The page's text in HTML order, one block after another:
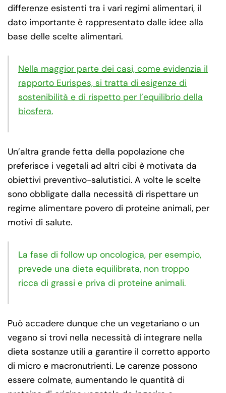
differenze esistenti tra i vari regimi alimentari, il
dato importante è rappresentato dalle idee alla
base delle scelte alimentari.
Nella maggior parte dei casi, come evidenzia il
rapporto Eurispes, si tratta di esigenze di
sostenibilità e di rispetto per l’equilibrio della
biosfera.
Un’altra grande fetta della popolazione che
preferisce i vegetali ad altri cibi è motivata da
obiettivi preventivo-salutistici. A volte le scelte
sono obbligate dalla necessità di rispettare un
regime alimentare povero di proteine animali, per
motivi di salute.
La fase di follow up oncologica, per esempio,
prevede una dieta equilibrata, non troppo
ricca di grassi e priva di proteine animali.
Può accadere dunque che un vegetariano o un
vegano si trovi nella necessità di integrare nella
dieta sostanze utili a garantire il corretto apporto
di micro e macronutrienti. Le carenze possono
essere colmate, aumentando le quantità di